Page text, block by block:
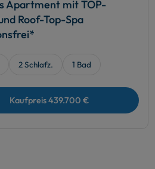
Apartment mit TOP-
Roof-Top-Spa
2 Schlafz. 1 Bad
Kaufpreis439.700 €